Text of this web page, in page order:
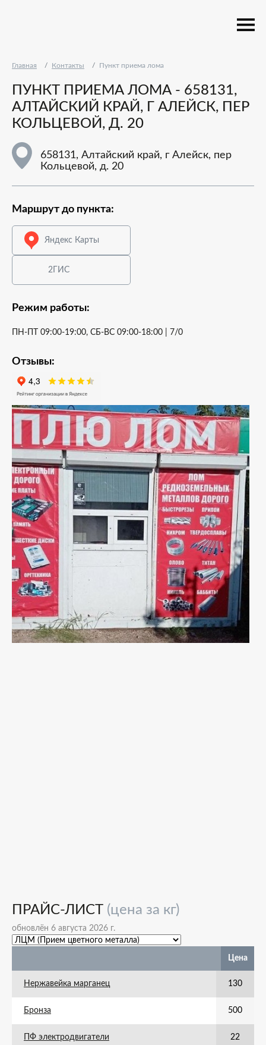
Главная Контакты Пункт приема лома
ПУНКТ ПРИЕМА ЛОМА - 658131,
АЛТАЙСКИЙ КРАЙ, Г АЛЕЙСК, ПЕР
КОЛЬЦЕВОЙ, Д. 20
658131, Алтайский край, г Алейск, пер
Кольцевой, д. 20
Маршрут до пункта:
Яндекс Карты
2ГИС
Режим работы:
ПН-ПТ 09:00-19:00, СБ-ВС 09:00-18:00 | 7/0
Отзывы:
ПРАЙС-ЛИСТ (цена за кг)
обновлён 6 августа 2026 г.
Цена
Нержавейка марганец 130
Бронза 500
ПФ электродвигатели 22